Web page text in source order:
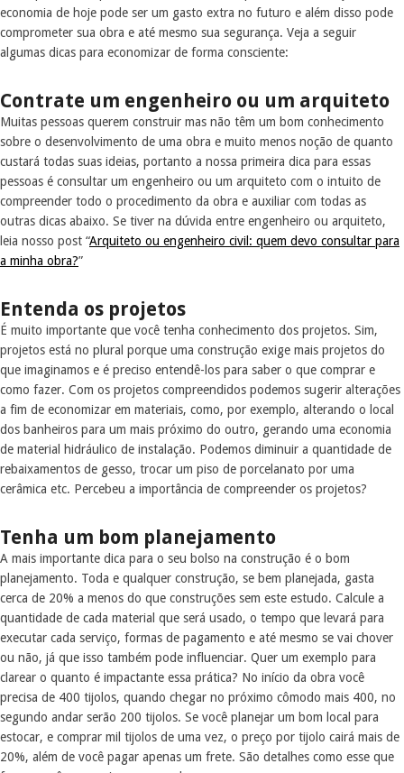
economia de hoje pode ser um gasto extra no futuro e além disso pode
comprometer sua obra e até mesmo sua segurança. Veja a seguir
algumas dicas para economizar de forma consciente:
Contrate um engenheiro ou um arquiteto
Muitas pessoas querem construir mas não têm um bom conhecimento
sobre o desenvolvimento de uma obra e muito menos noção de quanto
custará todas suas ideias, portanto a nossa primeira dica para essas
pessoas é consultar um engenheiro ou um arquiteto com o intuito de
compreender todo o procedimento da obra e auxiliar com todas as
outras dicas abaixo. Se tiver na dúvida entre engenheiro ou arquiteto,
leia nosso post “Arquiteto ou engenheiro civil: quem devo consultar para
a minha obra?”
Entenda os projetos
É muito importante que você tenha conhecimento dos projetos. Sim,
projetos está no plural porque uma construção exige mais projetos do
que imaginamos e é preciso entendê-los para saber o que comprar e
como fazer. Com os projetos compreendidos podemos sugerir alterações
a fim de economizar em materiais, como, por exemplo, alterando o local
dos banheiros para um mais próximo do outro, gerando uma economia
de material hidráulico de instalação. Podemos diminuir a quantidade de
rebaixamentos de gesso, trocar um piso de porcelanato por uma
cerâmica etc. Percebeu a importância de compreender os projetos?
Tenha um bom planejamento
A mais importante dica para o seu bolso na construção é o bom
planejamento. Toda e qualquer construção, se bem planejada, gasta
cerca de 20% a menos do que construções sem este estudo. Calcule a
quantidade de cada material que será usado, o tempo que levará para
executar cada serviço, formas de pagamento e até mesmo se vai chover
ou não, já que isso também pode influenciar. Quer um exemplo para
clarear o quanto é impactante essa prática? No início da obra você
precisa de 400 tijolos, quando chegar no próximo cômodo mais 400, no
segundo andar serão 200 tijolos. Se você planejar um bom local para
estocar, e comprar mil tijolos de uma vez, o preço por tijolo cairá mais de
20%, além de você pagar apenas um frete. São detalhes como esse que